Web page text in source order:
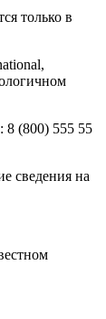
только в
8 (800) 555 55
сведения на